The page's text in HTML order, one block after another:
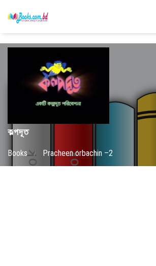
কল্পদূত
Books / Pracheen orbachin –2